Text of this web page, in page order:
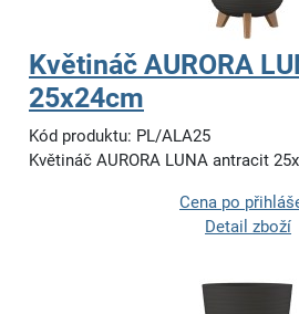
Květináč AURORA
25x24cm
Kód produktu: PL/ALA25
Květináč AURORA LUNA antracit
Cena po
Detail zboží